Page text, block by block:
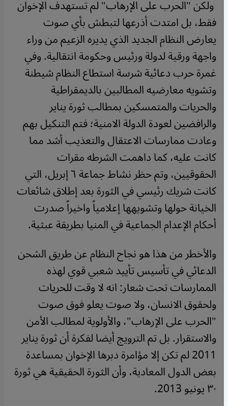
ولكن "الحرب على الإرهاب" لم تستهدف الإخوان
فقط، بل امتدت أذرعها لتبطش بأي صوت
يعارض النظام الجديد الذي يديره الزعيم من وراء
واجهة ورقية لدولة ورئيس وحكومة انتقالية. وفي
غمرة حرب دعائية شرسة استطاع النظام شيطنة
وتشويه معارضيه المطالبين بالديمقراطية
والحريات والمتمسكين بمطالب ثورة يناير
والرافضين لعودة الدولة الامنية؛ فتم التنكيل بهم
وعادت ممارسات الاعتقال والتعذيب أشد مما
كانت عليه، كما داهمت الشرطه مقرات
الحقوقيين، وتم حظر نشاط جماعة ٦ إبريل، التي
كانت شريك رئيسي في الثورة بعد إطلاق شائعات
الخيانة حولها وتشويهها إعلامياً واخيراً صدرت
أحكام الإعدام الجماعية في المنيا بطريقة عبثية.
والأخطر من هذا هو نجاح النظام عن طريق الشحن
الدعائي في تأسيس تأييد شعبي قوي لهذه
الممارسات تحت شعار: انه لا وقت للحريات
ولحقوق الانسان، ولا صوت يعلو فوق صوت
"الحرب على الإرهاب"، والأولوية لمطالب الأمن
والاستقرار. بل تم الترويج أيضا لفكرة أن ثورة يناير
2011 لم تكن إلا مؤامرة دبرها الإخوان بمساعدة
بعض الدول المعادية، وأن الثورة الحقيقية هي ثورة
٣٠ يونيو 2013.